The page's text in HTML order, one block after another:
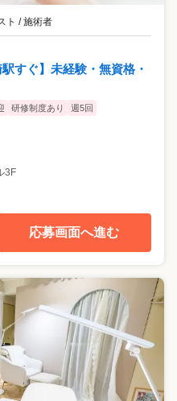
ト / 施術者
すぐ】未経験・無資格・
研修制度あり
週5回
3F
応募画面へ進む